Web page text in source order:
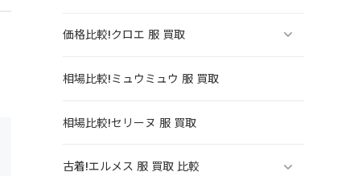
価格比較!クロエ 服 買取
相場比較!ミュウミュウ 服 買取
相場比較!セリーヌ 服 買取
古着!エルメス 服 買取 比較